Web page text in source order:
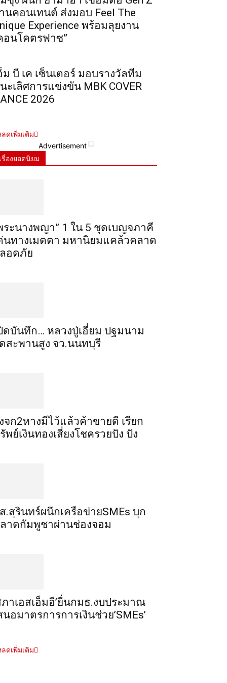
นคอนเทนต์ ส่งมอบ Feel The
Experience พร้อมลุยงาน
อนโคตรฟาซ”
ม บี เค เซ็นเตอร์ มอบรางวัลทีม
ะเลิศการแข่งขัน MBK COVER
2026
ดเพิ่มเติม
Advertisement
เรื่องยอดนิยม
ระ​นาง​พญา” 1 ใน 5​ ชุดเบญจ​ภาคี​
นทางเมตตา​ มหา​นิยม​แคล้วคลาด​
อดภัย​
ดบันทึก… หลวงปู่เอี่ยม ​ปฐม​นาม​
สะพานสูง​ จว.นนทบุรี
จก​2​หาง​มีไว้แล้ว​ค้าขาย​ดี​ เรียก​
พย์เงินทอง​เสี่ยงโชค​รวยปัง​ ปัง​
.สุรินทร์ผนึกเครือข่ายSMEs บุก
าดกัมพูชาผ่านช่องจอม
ภาเอสเอ็มอี’ยื่นกมธ.งบประมาณ
นอมาตรการการเงินช่วย’SMEs’
ดเพิ่มเติม